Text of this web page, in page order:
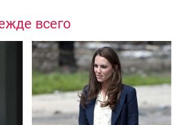
всего